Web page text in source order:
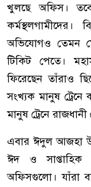
খুলছে অফিস।
কর্মস্থলগামীদের।
অভিযোগও তেমন
টিকিট পেতে।
ফিরেছেন তাঁরাও
সংখ্যক মানুষ ট্রেনে
মানুষ ট্রেনে রাজধানী
এবার ঈদুল আজহা
ঈদ ও
অফিসগুলো। যাঁরা